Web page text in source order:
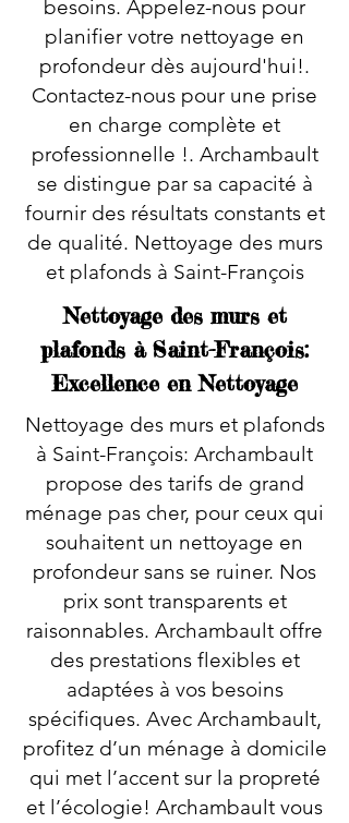
besoins. Appelez-nous pour
planifier votre nettoyage en
profondeur dès aujourd'hui!.
Contactez-nous pour une prise
en charge complète et
professionnelle !. Archambault
se distingue par sa capacité à
fournir des résultats constants et
de qualité. Nettoyage des murs
et plafonds à Saint-François
Nettoyage des murs et
plafonds à Saint-François:
Excellence en Nettoyage
Nettoyage des murs et plafonds
à Saint-François: Archambault
propose des tarifs de grand
ménage pas cher, pour ceux qui
souhaitent un nettoyage en
profondeur sans se ruiner. Nos
prix sont transparents et
raisonnables. Archambault offre
des prestations flexibles et
adaptées à vos besoins
spécifiques. Avec Archambault,
profitez d’un ménage à domicile
qui met l’accent sur la propreté
et l’écologie! Archambault vous